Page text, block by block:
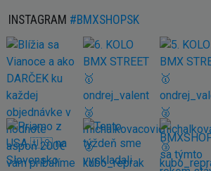
INSTAGRAM #BMXSHOPSK